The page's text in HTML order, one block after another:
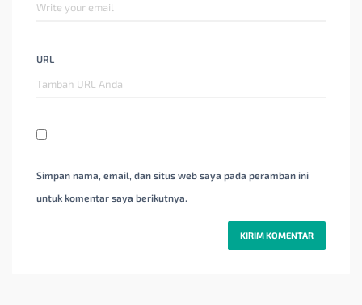
URL
Simpan nama, email, dan situs web saya pada peramban ini
untuk komentar saya berikutnya.